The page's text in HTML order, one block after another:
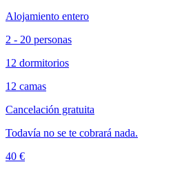
Alojamiento entero
2 - 20 personas
12 dormitorios
12 camas
Cancelación gratuita
Todavía no se te cobrará nada.
40 €